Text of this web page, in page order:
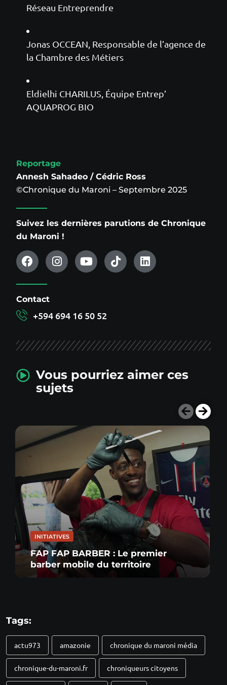
Réseau Entreprendre
Jonas OCCEAN, Responsable de l’agence de
la Chambre des Métiers
Eldielhi CHARILUS, Équipe Entrep’
AQUAPROG BIO
Reportage
Annesh Sahadeo / Cédric Ross
©Chronique du Maroni – Septembre 2025
Suivez les dernières parutions de Chronique
du Maroni !
Contact
+594 694 16 50 52
Vous pourriez aimer ces
sujets
INITIATIVES
FAP FAP BARBER : Le premier
barber mobile du territoire
Tags:
actu973 amazonie chronique du maroni média
chronique-du-maroni.fr chroniqueurs citoyens